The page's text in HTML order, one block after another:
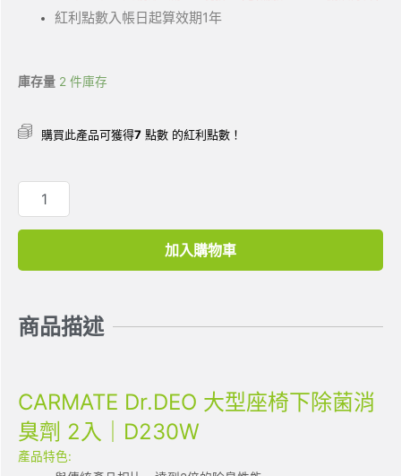
紅利點數入帳日起算效期1年
庫存量 2 件庫存
購買此產品可獲得7 點數 的紅利點數！
加入購物車
商品描述
CARMATE Dr.DEO 大型座椅下除菌消
臭劑 2入｜D230W
產品特色: